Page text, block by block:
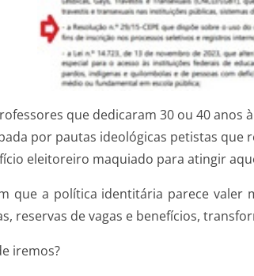
que dedicaram 30 ou 40 anos
por pautas ideológicas petistas
eleitoreiro maquiado para atingir
que a política identitária parece
reservas de vagas e benefícios,
a